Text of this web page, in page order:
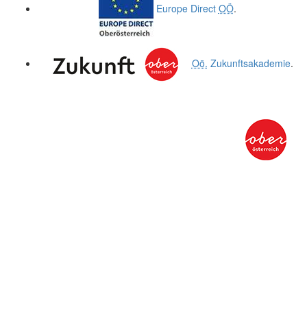
Europe Direct OÖ.
Oö. Zukunftsakademie.